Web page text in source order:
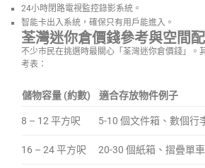
24小時閉路電視監控錄影系統。
智能卡出入系統，確保只有用戶能進入。
荃灣迷你倉價錢參考與空間
不少市民在挑選時最關心「荃灣迷你倉價錢」
考表：
儲物容量 (約數) 適合存放物件例子
8 – 12 平方呎 5-10 個文件箱、數個行
16 – 24 平方呎 20-30 個紙箱、摺疊單